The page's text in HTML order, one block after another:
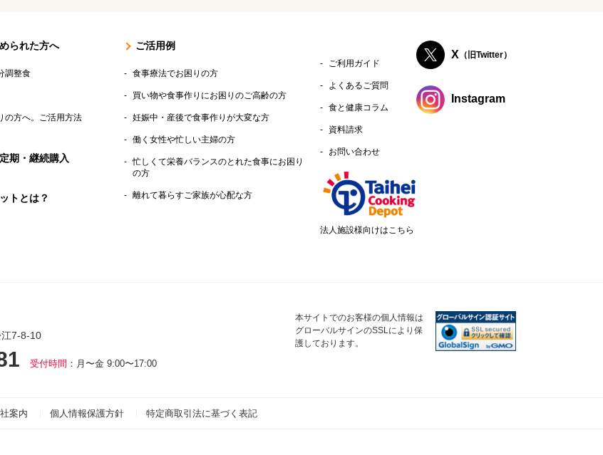
られた方へ
調整食
の方へ。ご活用方法
期・継続購入
トとは？
ご活用例
食事療法でお困りの方
買い物や食事作りにお困りのご高齢の方
妊娠中・産後で食事作りが大変な方
働く女性や忙しい主婦の方
忙しくて栄養バランスのとれた食事にお困り
の方
離れて暮らすご家族が心配な方
ご利用ガイド
よくあるご質問
食と健康コラム
資料請求
お問い合わせ
法人施設様向けはこちら
X （旧Twitter）
Instagram
7-8-10
受付時間 ：月〜金 9:00〜17:00
本サイトでのお客様の個人情報は
グローバルサインのSSLにより保
護しております。
案内 個人情報保護方針 特定商取引法に基づく表記